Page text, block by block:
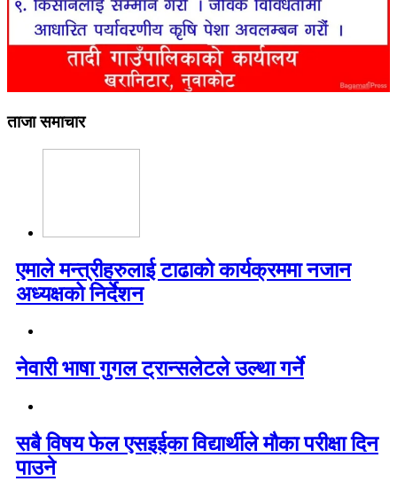
ताजा समाचार
एमाले मन्त्रीहरुलाई टाढाको कार्यक्रममा नजान
अध्यक्षको निर्देशन
नेवारी भाषा गुगल ट्रान्सलेटले उल्था गर्ने
सबै विषय फेल एसइईका विद्यार्थीले मौका परीक्षा दिन
पाउने